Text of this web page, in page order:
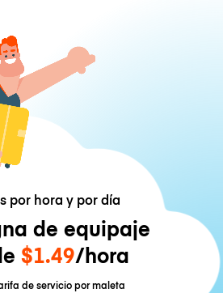
por hora y por día
de equipaje
$1.49/hora
de servicio por maleta